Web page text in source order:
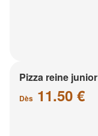
Pizza reine junior
Dès 11.50 €